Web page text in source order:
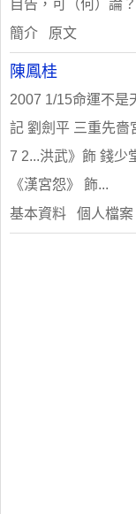
自告，可（何）論
簡介 原文
陳鳳桂
2007 1/15命運不是
記 劉劍平 三重先嗇
7 2...洪武》飾 錢少
《漢宮怨》 飾...
基本資料 個人檔